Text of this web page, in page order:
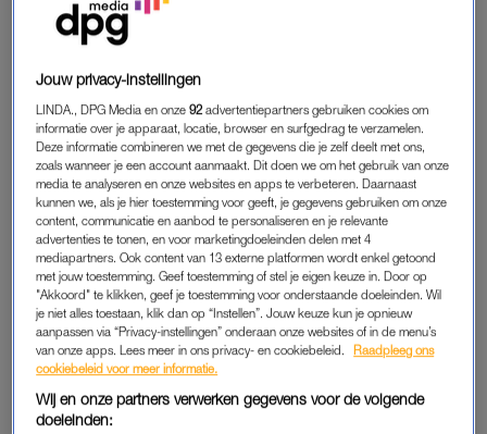
werden hierdoor pijnlijk – maar broodnodig – blootgelegd.’
TELEFOONVERSLAVING
Het is woensdagmiddag als de zoon (8) van Peter Veldhoven
voor de zoveelste keer geïrriteerd naar zijn vader kijkt, die
wederom een telefoontje beantwoordt. Hij vraagt zijn vader in
het weekend zijn telefoon een dag uit te zetten, Peter stemt
daar mee in.
Op zondag gaat de smartphone op stil en mag de vader van
vier alleen kijken met toestemming van zijn zoon. “Ik had wel
door dat de kinderen het irritant vonden dat ik zoveel op mijn
telefoon zat. Maar het idee van mijn zoon was wel eenwake
up call.Ik vond het heel goed dat hij het aangaf. Ik realiseerde
me: shit, dit gaat toch wel echt te ver.” Peter begint vol goede
moed aan het experiment, legt de telefoon weg en vermijdt het
Jouw privacy-instellingen
LINDA., DPG Media en onze92 advertentiepartners gebruiken cookies om
informatie over je apparaat, locatie, browser en surfgedrag te verzamelen.
Deze informatie combineren we met de gegevens die je zelf deelt met ons,
zoals wanneer je een account aanmaakt. Dit doen we om het gebruik van onze
media te analyseren en onze websites en apps te verbeteren. Daarnaast
kunnen we, als je hier toestemming voor geeft, je gegevens gebruiken om onze
content, communicatie en aanbod te personaliseren en je relevante
advertenties te tonen, en voor marketingdoeleinden delen met 4
mediapartners. Ook content van 13 externe platformen wordt enkel getoond
met jouw toestemming. Geef toestemming of stel je eigen keuze in. Door op
"Akkoord" te klikken, geef je toestemming voor onderstaande doeleinden. Wil
je niet alles toestaan, klik dan op “Instellen”. Jouw keuze kun je opnieuw
aanpassen via “Privacy-instellingen” onderaan onze websites of in de menu’s
van onze apps. Lees meer in ons privacy- en cookiebeleid.
Raadpleeg ons
cookiebeleid voor meer informatie.
Wij en onze partners verwerken gegevens voor de volgende
doeleinden: